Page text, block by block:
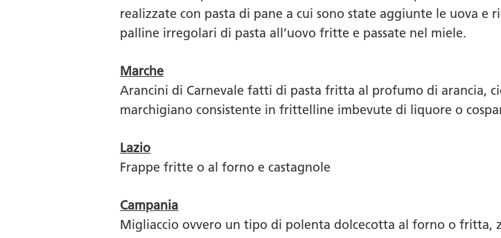
realizzate con pasta di pane a cui sono state aggiunte le uova
palline irregolari di pasta all’uovo fritte e passate nel miele.
Marche
Arancini di Carnevale fatti di pasta fritta al profumo di arancia,
marchigiano consistente in frittelline imbevute di liquore o
Lazio
Frappe fritte o al forno e castagnole
Campania
Migliaccio ovvero un tipo di polenta dolcecotta al forno o fritta,